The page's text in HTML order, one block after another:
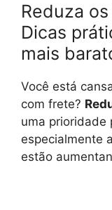
Reduza
Dicas
mais
Você está
com frete?
uma prioridade
especialmente
estão